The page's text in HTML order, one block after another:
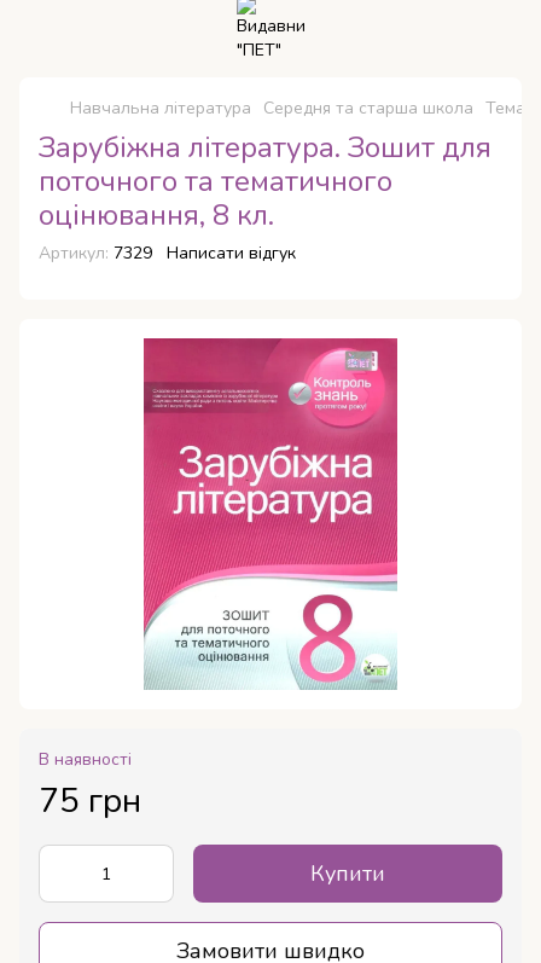
Навчальна література Середня та старша школа
Зарубіжна література. Зошит для
поточного та тематичного
оцінювання, 8 кл.
Артикул: 7329 Написати відгук
В наявності
75 грн
Купити
Замовити швидко